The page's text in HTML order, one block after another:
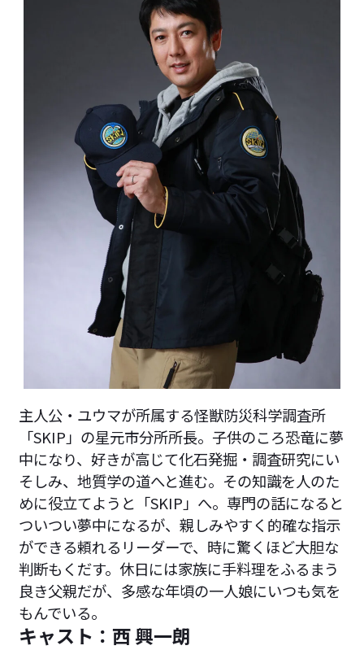
主人公・ユウマが所属する怪獣防災科学調査所
「SKIP」の星元市分所所長。子供のころ恐竜に夢
中になり、好きが高じて化石発掘・調査研究にい
そしみ、地質学の道へと進む。その知識を人のた
めに役立てようと「SKIP」へ。専門の話になると
ついつい夢中になるが、親しみやすく的確な指示
ができる頼れるリーダーで、時に驚くほど大胆な
判断もくだす。休日には家族に手料理をふるまう
良き父親だが、多感な年頃の一人娘にいつも気を
もんでいる。
キャスト：西 興一朗